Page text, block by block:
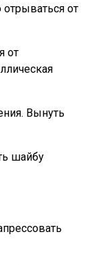
от
от
Вынуть
шайбу